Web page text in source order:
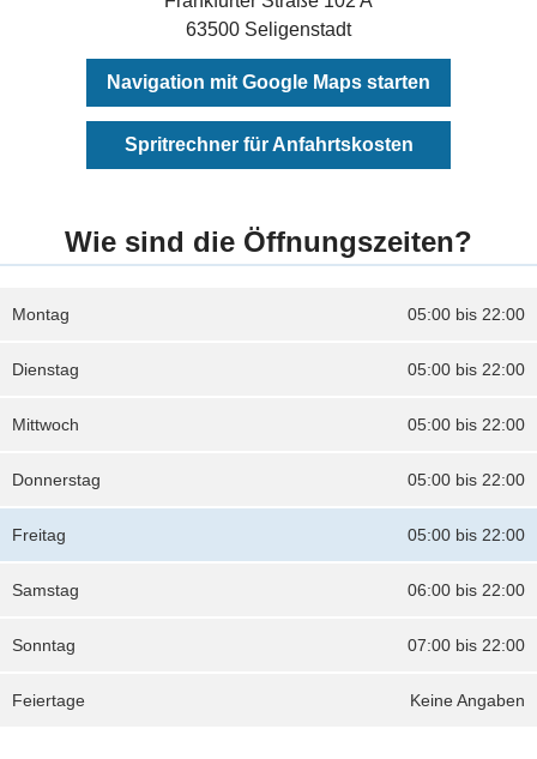
63500 Seligenstadt
Navigation mit Google Maps starten
Spritrechner für Anfahrtskosten
Wie sind die Öffnungszeiten?
05:00 bis 22:00
Montag
05:00 bis 22:00
Dienstag
05:00 bis 22:00
Mittwoch
05:00 bis 22:00
Donnerstag
05:00 bis 22:00
Freitag
06:00 bis 22:00
Samstag
07:00 bis 22:00
Sonntag
Keine Angaben
Feiertage